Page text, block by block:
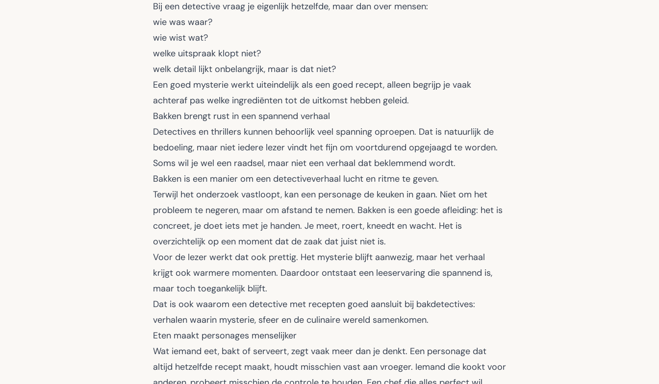
Bij een detective vraag je eigenlijk hetzelfde, maar dan over mensen:
wie was waar?
wie wist wat?
welke uitspraak klopt niet?
welk detail lijkt onbelangrijk, maar is dat niet?
Een goed mysterie werkt uiteindelijk als een goed recept, alleen begrijp je vaak
achteraf pas welke ingrediënten tot de uitkomst hebben geleid.
Bakken brengt rust in een spannend verhaal
Detectives en thrillers kunnen behoorlijk veel spanning oproepen. Dat is natuurlijk de
bedoeling, maar niet iedere lezer vindt het fijn om voortdurend opgejaagd te worden.
Soms wil je wel een raadsel, maar niet een verhaal dat beklemmend wordt.
Bakken is een manier om een detectiveverhaal lucht en ritme te geven.
Terwijl het onderzoek vastloopt, kan een personage de keuken in gaan. Niet om het
probleem te negeren, maar om afstand te nemen. Bakken is een goede afleiding: het is
concreet, je doet iets met je handen. Je meet, roert, kneedt en wacht. Het is
overzichtelijk op een moment dat de zaak dat juist niet is.
Voor de lezer werkt dat ook prettig. Het mysterie blijft aanwezig, maar het verhaal
krijgt ook warmere momenten. Daardoor ontstaat een leeservaring die spannend is,
maar toch toegankelijk blijft.
Dat is ook waarom een detective met recepten goed aansluit bij bakdetectives:
verhalen waarin mysterie, sfeer en de culinaire wereld samenkomen.
Eten maakt personages menselijker
Wat iemand eet, bakt of serveert, zegt vaak meer dan je denkt. Een personage dat
altijd hetzelfde recept maakt, houdt misschien vast aan vroeger. Iemand die kookt voor